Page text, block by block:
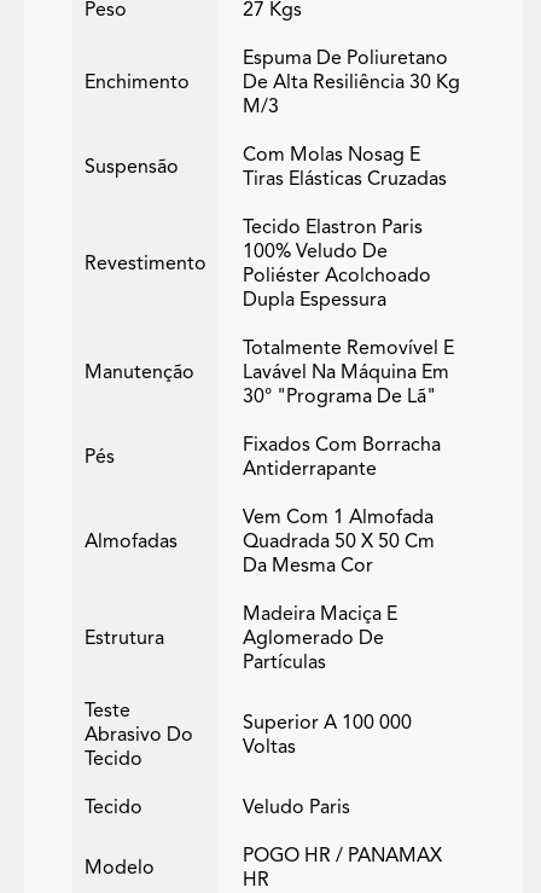
Peso 27 Kgs
Enchimento
Espuma De Poliuretano
De Alta Resiliência 30 Kg
M/3
Suspensão
Com Molas Nosag E
Tiras Elásticas Cruzadas
Revestimento
Tecido Elastron Paris
100% Veludo De
Poliéster Acolchoado
Dupla Espessura
Manutenção
Totalmente Removível E
Lavável Na Máquina Em
30° "programa De Lã"
Pés
Fixados Com Borracha
Antiderrapante
Almofadas
Vem Com 1 Almofada
Quadrada 50 X 50 Cm
Da Mesma Cor
Estrutura
Madeira Maciça E
Aglomerado De
Partículas
Teste
Abrasivo Do
Tecido
Superior A 100 000
Voltas
Tecido Veludo Paris
Modelo
POGO HR / PANAMAX
HR